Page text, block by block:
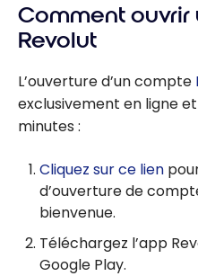
Comment
Revolut
L’ouverture d’un compte
exclusivement en ligne
minutes :
Cliquez sur ce lien
d’ouverture de
bienvenue.
Téléchargez l’app
Google Play.